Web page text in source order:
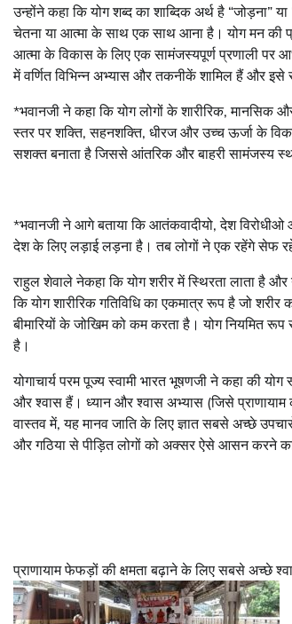
उन्होंने कहा कि योग शब्द का शाब्दिक अर्थ है “जोड़ना”
चेतना या आत्मा के साथ एक साथ आना है। योग मन की
आत्मा के विकास के लिए एक सामंजस्यपूर्ण प्रणाली पर
में वर्णित विभिन्न अभ्यास और तकनीकें शामिल हैं और इसे
*भवानजी ने कहा कि योग लोगों के शारीरिक, मानसिक
स्तर पर शक्ति, सहनशक्ति, धीरज और उच्च ऊर्जा के
सशक्त बनाता है जिससे आंतरिक और बाहरी सामंजस्य
*भवानजी ने आगे बताया कि आतंकवादीयो, देश
देश के लिए लड़ाई लड़ना है। तब लोगों ने एक रहेंगे सेफ
राहुल शेवाले नेकहा कि योग शरीर में स्थिरता लाता है
कि योग शारीरिक गतिविधि का एकमात्र रूप है जो
बीमारियों के जोखिम को कम करता है। योग नियमित
है।
योगाचार्य परम पूज्य स्वामी भारत भूषणजी ने कहा की
और श्वास हैं। ध्यान और श्वास अभ्यास (जिसे
वास्तव में, यह मानव जाति के लिए ज्ञात सबसे अच्छे
और गठिया से पीड़ित लोगों को अक्सर ऐसे आसन करने का
प्राणायाम फेफड़ों की क्षमता बढ़ाने के लिए सबसे अच्छे